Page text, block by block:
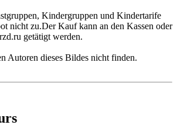
Kindergruppen und Kindertarife
nicht zu.Der Kauf kann an den Kassen oder
getätigt werden.
Autoren dieses Bildes nicht finden.